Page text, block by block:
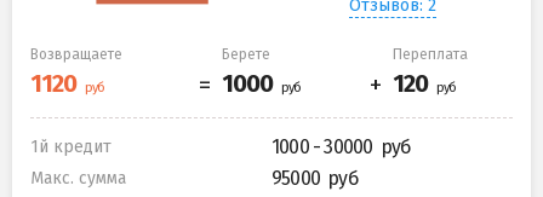
Отзывов: 2
Возвращаете Берете Переплата
1й кредит 1000 - 30000
Макс. сумма 95000